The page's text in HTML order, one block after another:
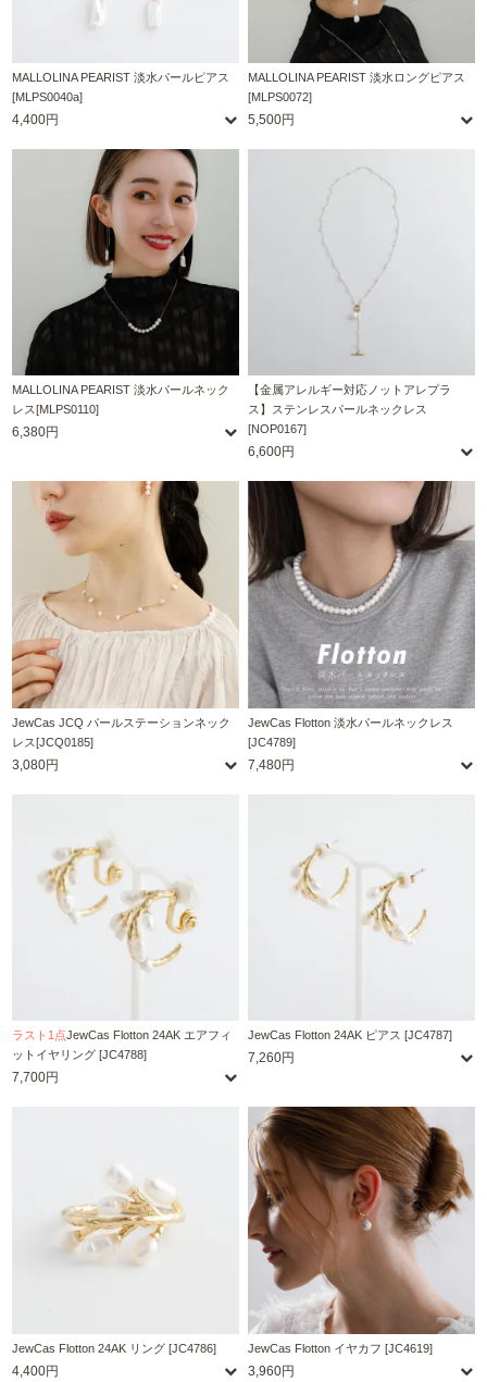
MALLOLINA PEARIST 淡水パールピアス
[MLPS0040a]
4,400円
MALLOLINA PEARIST 淡水ロングピアス
[MLPS0072]
5,500円
MALLOLINA PEARIST 淡水パールネック
レス[MLPS0110]
6,380円
【金属アレルギー対応ノットアレプラ
ス】ステンレスパールネックレス
[NOP0167]
6,600円
JewCas JCQ パールステーションネック
レス[JCQ0185]
3,080円
JewCas Flotton 淡水パールネックレス
[JC4789]
7,480円
ラスト1点JewCas Flotton 24AK エアフィ
ットイヤリング [JC4788]
7,700円
JewCas Flotton 24AK ピアス [JC4787]
7,260円
JewCas Flotton 24AK リング [JC4786]
4,400円
JewCas Flotton イヤカフ [JC4619]
3,960円